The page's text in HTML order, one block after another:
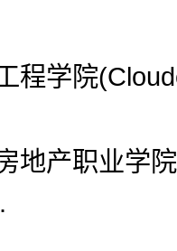
程学院
地产职业学